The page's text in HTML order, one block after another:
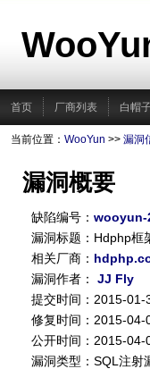
首页 厂商列表 白帽
当前位置： WooYun >> 漏洞
漏洞概要
缺陷编号： wooyun-
漏洞标题：Hdphp框
相关厂商：
漏洞作者： JJ Fly
提交时间：2015-01-
修复时间：2015-04-
公开时间：2015-04-
漏洞类型：SQL注射